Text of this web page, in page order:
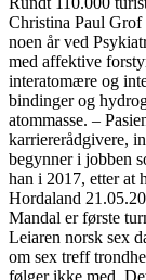
Christina Paul Grof
noen år ved
med affektive
interatomære og
bindinger og
atommasse. –
karriererådgivere,
begynner i jobben
han i 2017, etter at
Hordaland
Mandal er første
Leiaren norsk sex
om sex treff